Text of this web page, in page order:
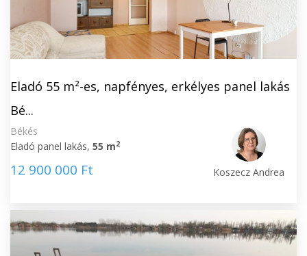
Eladó 55 m²-es, napfényes, erkélyes panel lakás
Bé...
Békés
Eladó panel lakás, 55 m2
12 900 000 Ft Koszecz Andrea